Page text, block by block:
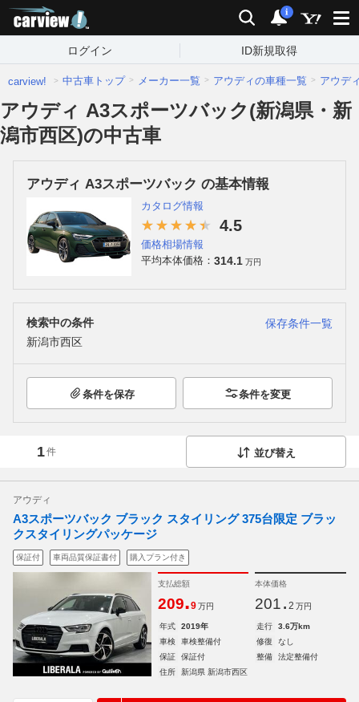
検索 通知
i
ログイン ID新規取得
carview! 中古車トップ メーカー一覧 アウディの車種一覧 アウデ
アウディ A3スポーツバック(新潟県・新
潟市西区)の中古車
アウディ A3スポーツバック の基本情報
カタログ情報
4.5
価格相場情報
平均本体価格： 314.1 万円
検索中の条件
保存条件一覧
新潟市西区
条件を保存 条件を変更
1件 並び替え
アウディ
A3スポーツバック ブラック スタイリング 375台限定 ブラッ
クスタイリングパッケージ
保証付 車両品質保証書付 購入プラン付き
支払総額
209.9 万円
本体価格
201. 2 万円
年式 2019年 走行
3.6万km
車検
車検整備付 修復
なし
保証
保証付 整備
法定整備付
住所
新潟県 新潟市西区